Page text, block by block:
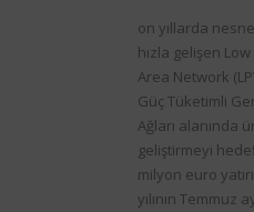
on yıllarda
hızla gelişen
Area Network
Güç Tüketimli
Ağları alanında
geliştirmeyi
milyon euro
yılının Temmuz